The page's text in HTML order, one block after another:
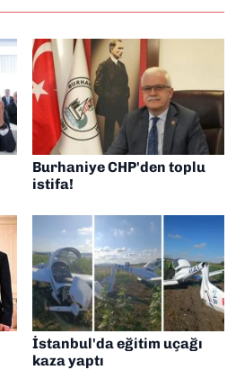
Burhaniye CHP'den toplu
istifa!
İstanbul'da eğitim uçağı
kaza yaptı